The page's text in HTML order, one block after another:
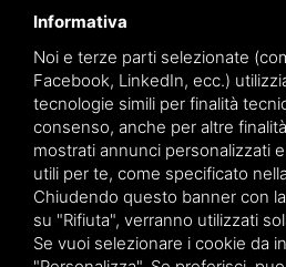
language IT
Privacy policy Cookie
Informativa
Noi e terze parti selezionate
Facebook, LinkedIn, ecc.)
tecnologie simili per finalità
consenso, anche per altre
mostrati annunci personalizzati
utili per te, come specificato nella
Chiudendo questo banner con
su "Rifiuta", verranno utilizzati
Se vuoi selezionare i cookie da